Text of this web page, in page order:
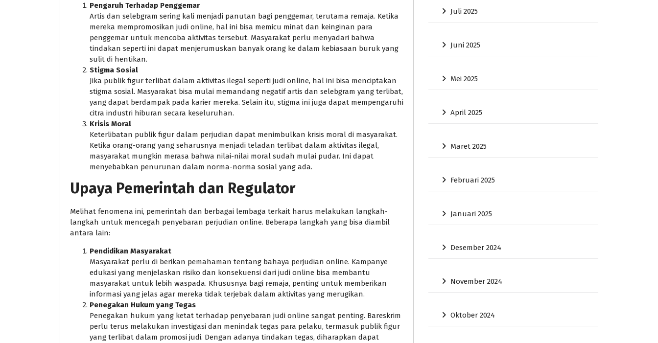
Pengaruh Terhadap Penggemar
Artis dan selebgram sering kali menjadi panutan bagi penggemar, terutama remaja. Ketika
mereka mempromosikan judi online, hal ini bisa memicu minat dan keinginan para
penggemar untuk mencoba aktivitas tersebut. Masyarakat perlu menyadari bahwa
tindakan seperti ini dapat menjerumuskan banyak orang ke dalam kebiasaan buruk yang
sulit di hentikan.
Stigma Sosial
Jika publik figur terlibat dalam aktivitas ilegal seperti judi online, hal ini bisa menciptakan
stigma sosial. Masyarakat bisa mulai memandang negatif artis dan selebgram yang terlibat,
yang dapat berdampak pada karier mereka. Selain itu, stigma ini juga dapat mempengaruhi
citra industri hiburan secara keseluruhan.
Krisis Moral
Keterlibatan publik figur dalam perjudian dapat menimbulkan krisis moral di masyarakat.
Ketika orang-orang yang seharusnya menjadi teladan terlibat dalam aktivitas ilegal,
masyarakat mungkin merasa bahwa nilai-nilai moral sudah mulai pudar. Ini dapat
menyebabkan penurunan dalam norma-norma sosial yang ada.
Upaya Pemerintah dan Regulator
Melihat fenomena ini, pemerintah dan berbagai lembaga terkait harus melakukan langkah-
langkah untuk mencegah penyebaran perjudian online. Beberapa langkah yang bisa diambil
antara lain:
Pendidikan Masyarakat
Masyarakat perlu di berikan pemahaman tentang bahaya perjudian online. Kampanye
edukasi yang menjelaskan risiko dan konsekuensi dari judi online bisa membantu
masyarakat untuk lebih waspada. Khususnya bagi remaja, penting untuk memberikan
informasi yang jelas agar mereka tidak terjebak dalam aktivitas yang merugikan.
Penegakan Hukum yang Tegas
Penegakan hukum yang ketat terhadap penyebaran judi online sangat penting. Bareskrim
perlu terus melakukan investigasi dan menindak tegas para pelaku, termasuk publik figur
yang terlibat dalam promosi judi. Dengan adanya tindakan tegas, diharapkan dapat
Juli 2025
Juni 2025
Mei 2025
April 2025
Maret 2025
Februari 2025
Januari 2025
Desember 2024
November 2024
Oktober 2024